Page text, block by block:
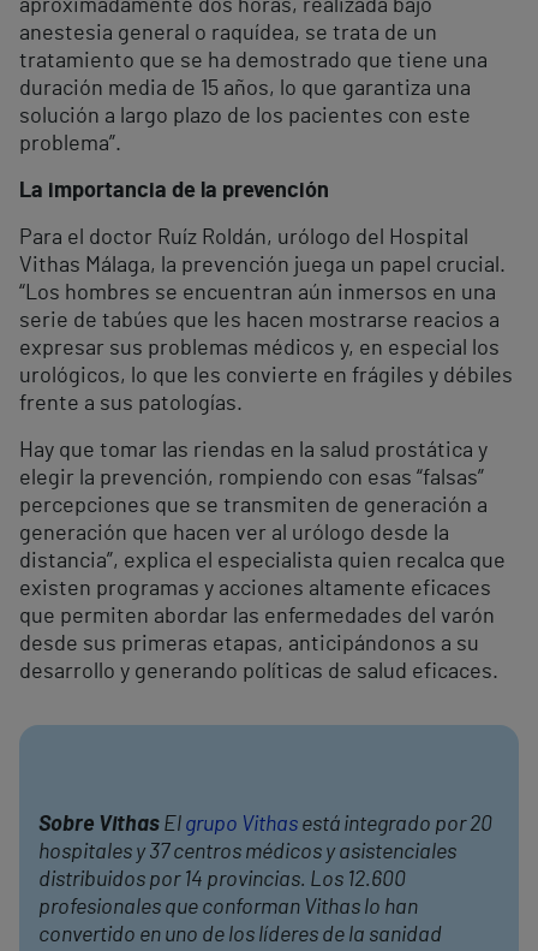
aproximadamente dos horas, realizada bajo
anestesia general o raquídea, se trata de un
tratamiento que se ha demostrado que tiene una
duración media de 15 años, lo que garantiza una
solución a largo plazo de los pacientes con este
problema”.
La importancia de la prevención
Para el doctor Ruíz Roldán, urólogo del Hospital
Vithas Málaga, la prevención juega un papel crucial.
“Los hombres se encuentran aún inmersos en una
serie de tabúes que les hacen mostrarse reacios a
expresar sus problemas médicos y, en especial los
urológicos, lo que les convierte en frágiles y débiles
frente a sus patologías.
Hay que tomar las riendas en la salud prostática y
elegir la prevención, rompiendo con esas “falsas”
percepciones que se transmiten de generación a
generación que hacen ver al urólogo desde la
distancia”, explica el especialista quien recalca que
existen programas y acciones altamente eficaces
que permiten abordar las enfermedades del varón
desde sus primeras etapas, anticipándonos a su
desarrollo y generando políticas de salud eficaces.
Sobre Vithas El grupo Vithas está integrado por 20
hospitales y 37 centros médicos y asistenciales
distribuidos por 14 provincias. Los 12.600
profesionales que conforman Vithas lo han
convertido en uno de los líderes de la sanidad